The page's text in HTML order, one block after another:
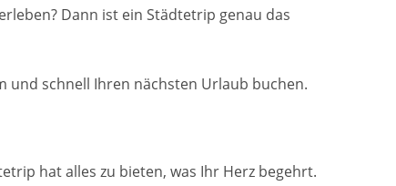
Dann ist ein Städtetrip genau das
und schnell Ihren nächsten Urlaub buchen.
hat alles zu bieten, was Ihr Herz begehrt.